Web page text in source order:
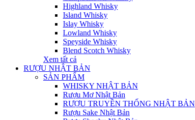
Highland Whisky
Island Whisky
Islay Whisky
Lowland Whisky
Speyside Whisky
Blend Scotch Whisky
Xem tất cả
RƯỢU NHẬT BẢN
SẢN PHẨM
WHISKY NHẬT BẢN
Rượu Mơ Nhật Bản
RƯỢU TRUYỀN THỐNG NHẬT BẢN
Rượu Sake Nhật Bản